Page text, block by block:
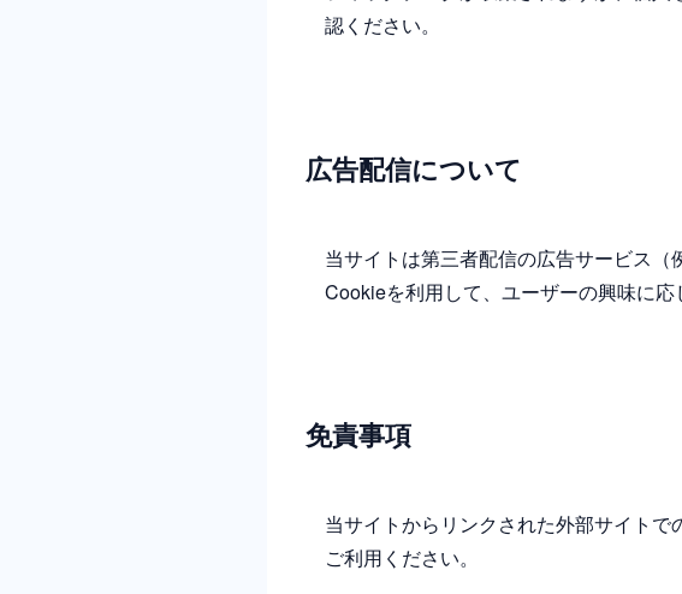
認ください。
広告配信について
当サイトは第三者配信の広告サービス
Cookieを利用して、ユーザーの興味に応
免責事項
当サイトからリンクされた外部サイト
ご利用ください。